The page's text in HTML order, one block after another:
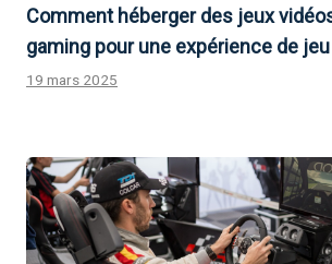
Comment héberger des jeux
gaming pour une expérience de
19 mars 2025